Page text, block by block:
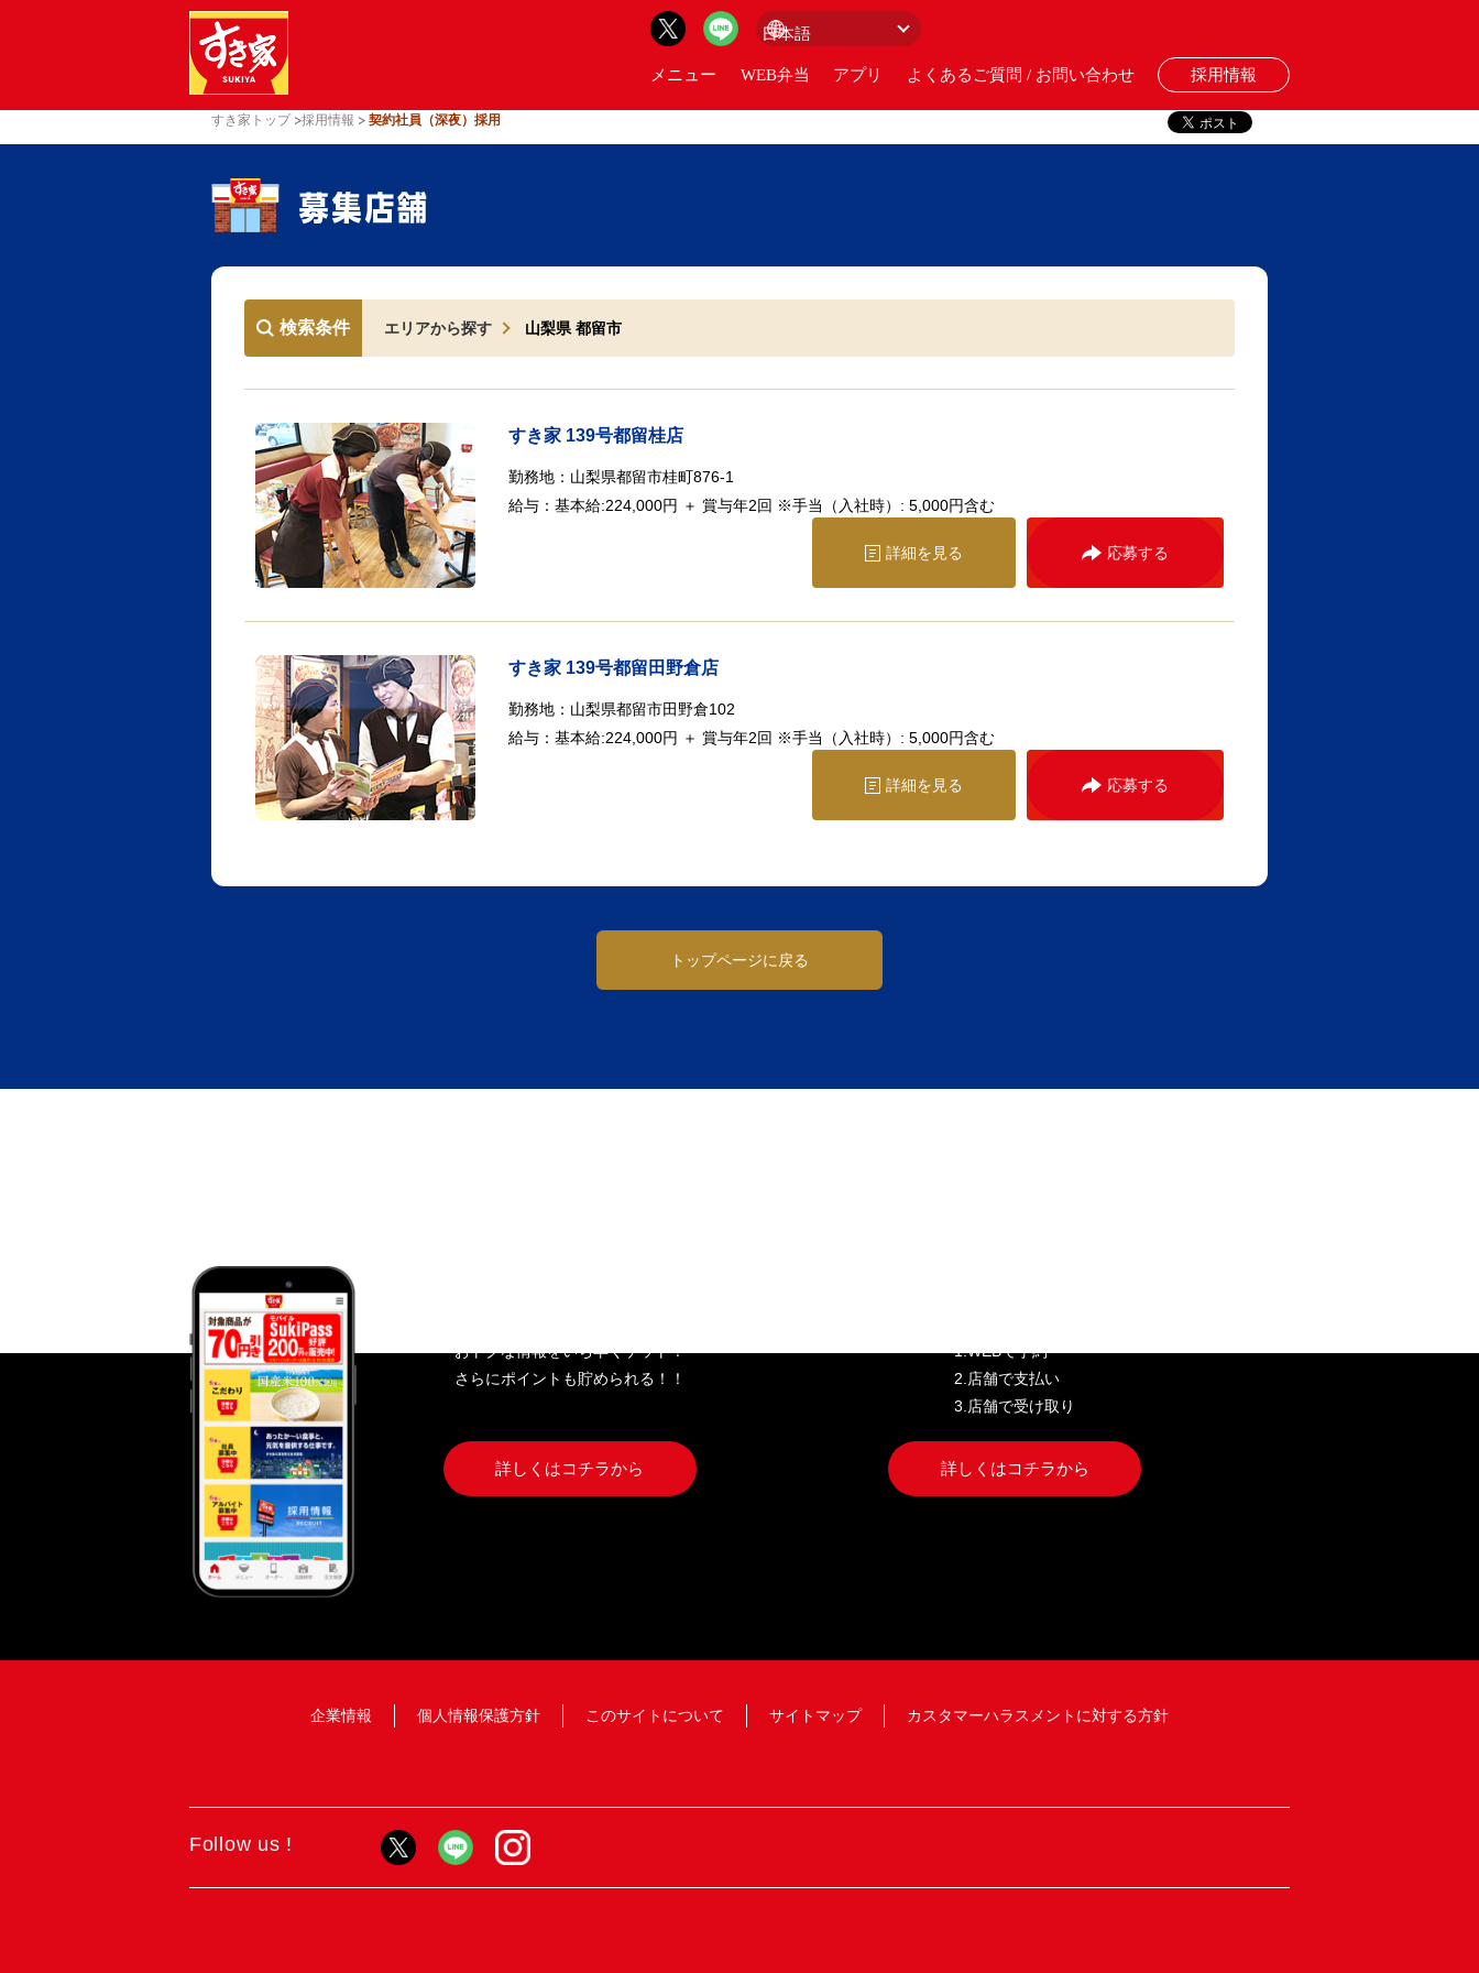
メニュー WEB弁当 アプリ よくあるご質問 / お問い合わせ 採用情報
すき家トップ 採用情報 契約社員（深夜）採用
検索条件 エリアから探す 山梨県 都留市
すき家 139号都留桂店
勤務地： 山梨県都留市桂町876-1
給与： 基本給:224,000円 ＋ 賞与年2回 ※手当（入社時）: 5,000円含む
詳細を見る 応募する
すき家 139号都留田野倉店
勤務地： 山梨県都留市田野倉102
給与： 基本給:224,000円 ＋ 賞与年2回 ※手当（入社時）: 5,000円含む
詳細を見る 応募する
トップページに戻る
おトクな情報をいち早くゲット！
さらにポイントも貯められる！！
詳しくはコチラから
1.WEBで予約
2.店舗で支払い
3.店舗で受け取り
詳しくはコチラから
企業情報 個人情報保護方針 このサイトについて サイトマップ カスタマーハラスメントに対する方針
Follow us !